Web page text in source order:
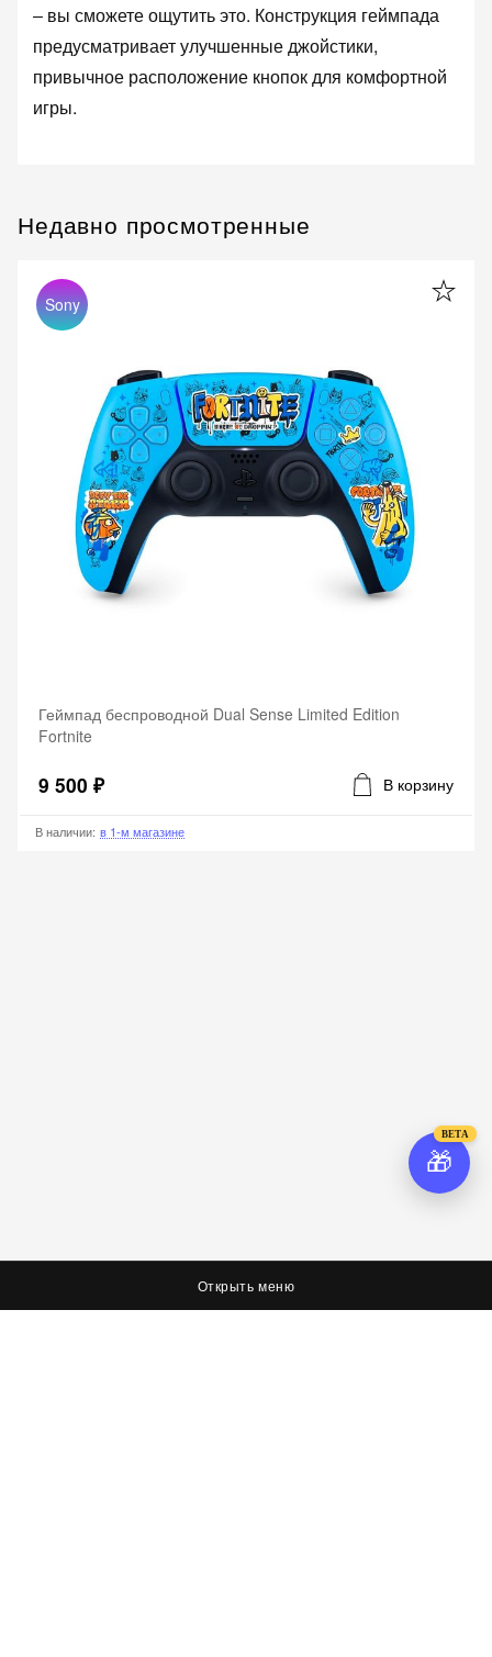
Открыть меню
‒ вы сможете ощутить это. Конструкция геймпада
предусматривает улучшенные джойстики,
привычное расположение кнопок для комфортной
игры.
Недавно просмотренные
Sony
Геймпад беспроводной Dual Sense Limited Edition
Fortnite
9 500 ₽ В корзину
В наличии: в 1-м магазине
🎁
BETA